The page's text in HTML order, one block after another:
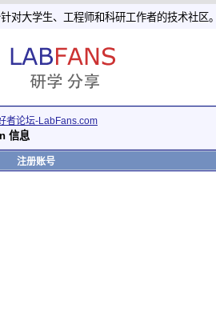
对大学生、工程师和科研工作者的技术社区
者论坛-LabFans.com
信息
注册账号